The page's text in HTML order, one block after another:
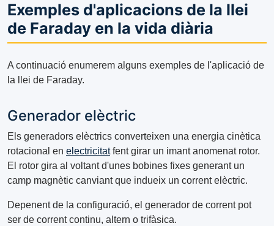
Exemples d'aplicacions de la llei
de Faraday en la vida diària
A continuació enumerem alguns exemples de l'aplicació de
la llei de Faraday.
Generador elèctric
Els generadors elèctrics converteixen una energia cinètica
rotacional en electricitatfent girar un imant anomenat rotor.
El rotor gira al voltant d'unes bobines fixes generant un
camp magnètic canviant que indueix un corrent elèctric.
Depenent de la configuració, el generador de corrent pot
ser de corrent continu, altern o trifàsica.